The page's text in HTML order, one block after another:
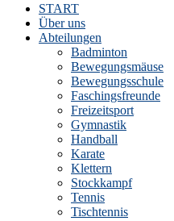
START
Über uns
Abteilungen
Badminton
Bewegungsmäuse
Bewegungsschule
Faschingsfreunde
Freizeitsport
Gymnastik
Handball
Karate
Klettern
Stockkampf
Tennis
Tischtennis